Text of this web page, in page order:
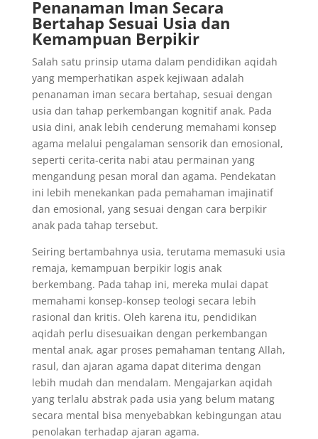
Penanaman Iman Secara
Bertahap Sesuai Usia dan
Kemampuan Berpikir
Salah satu prinsip utama dalam pendidikan aqidah
yang memperhatikan aspek kejiwaan adalah
penanaman iman secara bertahap, sesuai dengan
usia dan tahap perkembangan kognitif anak. Pada
usia dini, anak lebih cenderung memahami konsep
agama melalui pengalaman sensorik dan emosional,
seperti cerita-cerita nabi atau permainan yang
mengandung pesan moral dan agama. Pendekatan
ini lebih menekankan pada pemahaman imajinatif
dan emosional, yang sesuai dengan cara berpikir
anak pada tahap tersebut.
Seiring bertambahnya usia, terutama memasuki usia
remaja, kemampuan berpikir logis anak
berkembang. Pada tahap ini, mereka mulai dapat
memahami konsep-konsep teologi secara lebih
rasional dan kritis. Oleh karena itu, pendidikan
aqidah perlu disesuaikan dengan perkembangan
mental anak, agar proses pemahaman tentang Allah,
rasul, dan ajaran agama dapat diterima dengan
lebih mudah dan mendalam. Mengajarkan aqidah
yang terlalu abstrak pada usia yang belum matang
secara mental bisa menyebabkan kebingungan atau
penolakan terhadap ajaran agama.